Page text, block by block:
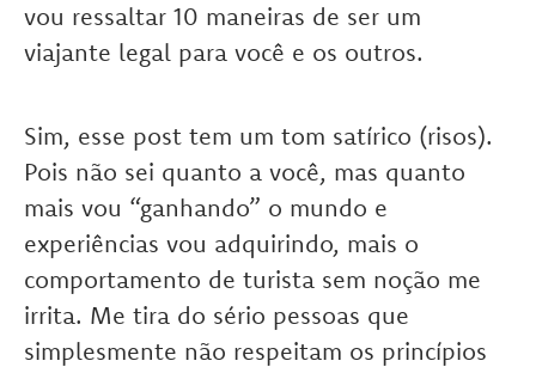
vou ressaltar 10 maneiras de ser um
viajante legal para você e os outros.
Sim, esse post tem um tom satírico (risos).
Pois não sei quanto a você, mas quanto
mais vou “ganhando” o mundo e
experiências vou adquirindo, mais o
comportamento de turista sem noção me
irrita. Me tira do sério pessoas que
simplesmente não respeitam os princípios